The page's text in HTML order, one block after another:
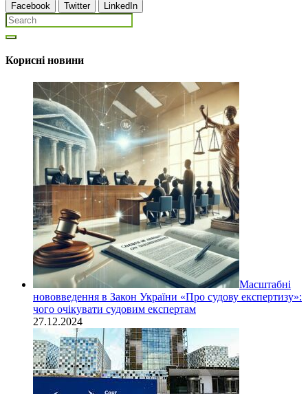
Facebook Twitter LinkedIn
Корисні новини
Масштабні
нововведення в Закон України «Про судову експертизу»:
чого очікувати судовим експертам
27.12.2024